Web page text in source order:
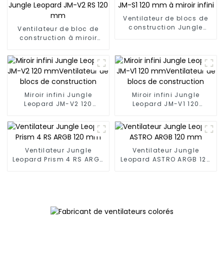
Ventilateur de bloc de
construction à miroir
V2 RS 120 mm
Ventilateur de blocs de
construction Jungle
Miroir infini Jungle
Leopard JM-V2 120
de construction
Miroir infini Jungle
Leopard JM-V1 120
de construction
Ventilateur Jungle
Leopard Prism 4 RS ARGB
Ventilateur Jungle
Leopard ASTRO ARGB 120